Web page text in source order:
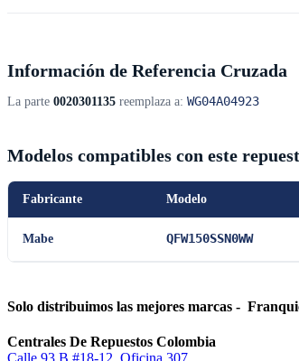
Información de Referencia Cruzada
La parte 0020301135 reemplaza a: WG04A04923
Modelos compatibles con este
Fabricante Modelo
Mabe QFW150SSN0WW
Solo distribuimos las mejores marcas -
Centrales De Repuestos Colombia